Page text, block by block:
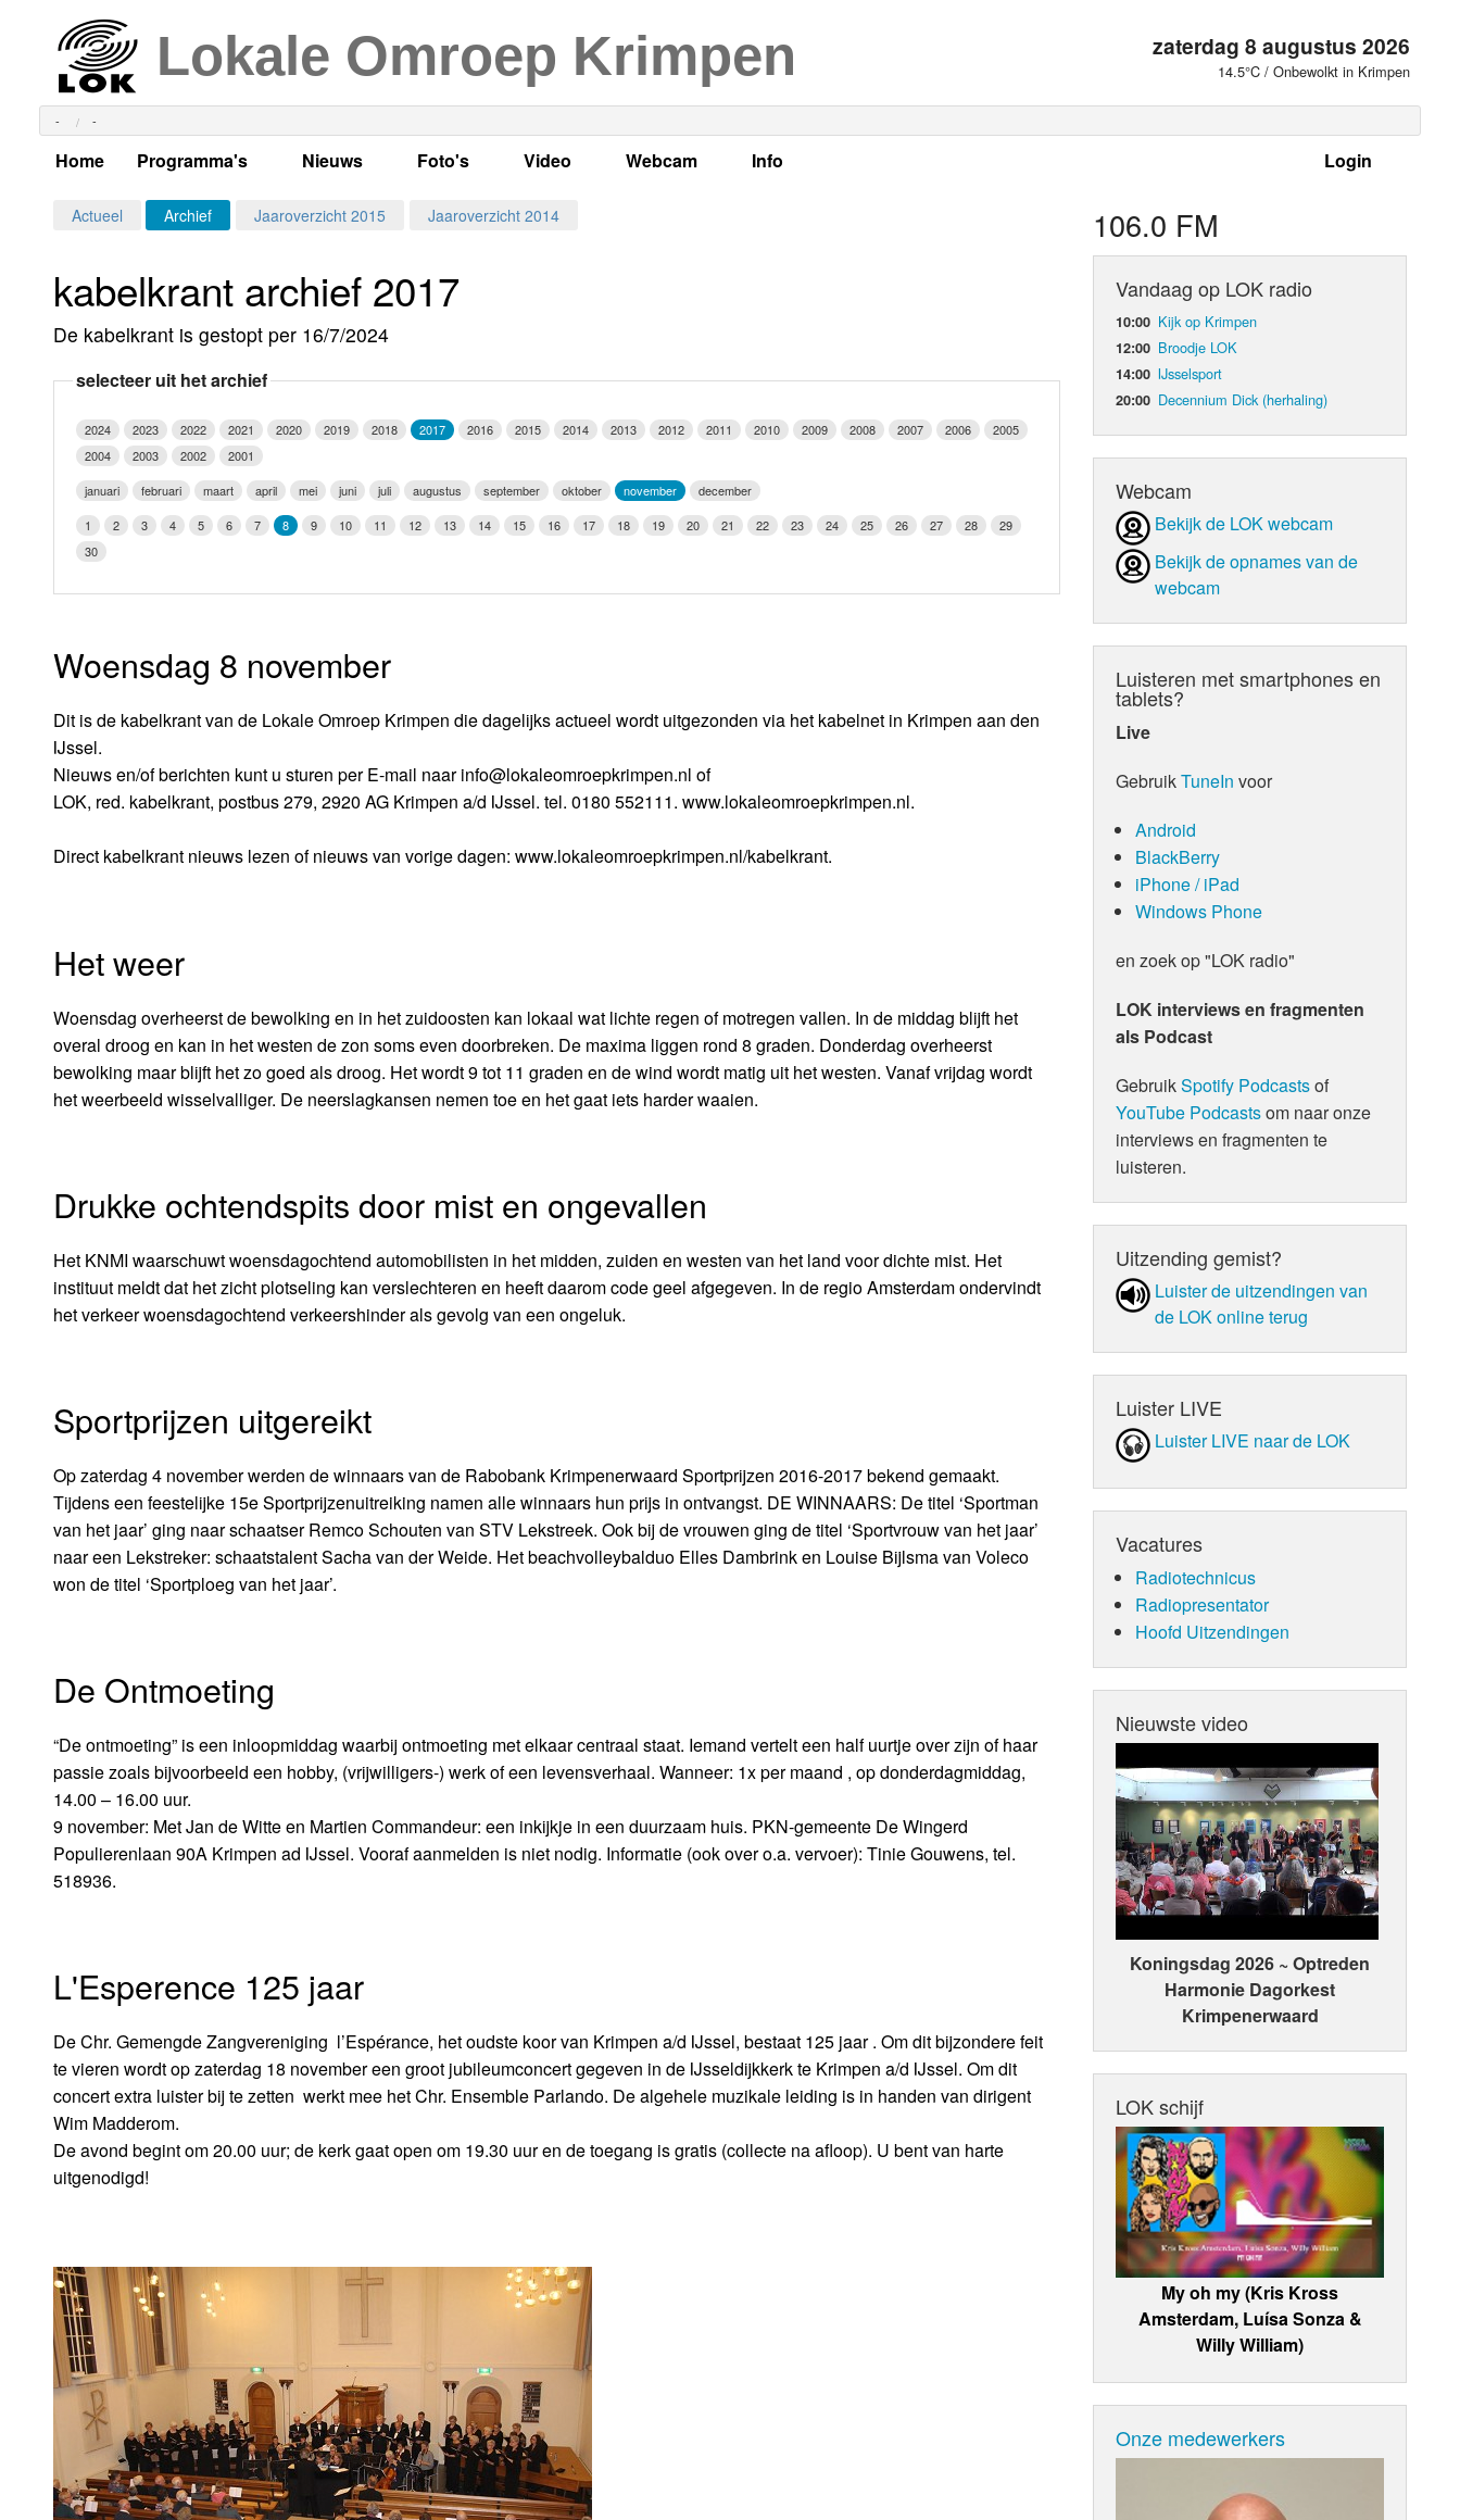
Lokale Omroep Krimpen zaterdag 8 augustus 2026
14.5°C / Onbewolkt in Krimpen
- -
Login
Home Programma's
Alle dagen
Per dag
Maandag
Vrijdag
Luister LOK Live
LOK schijf
Nieuws
Actueel Lokaal Nieuws
Kabelkrant
Foto's
Algemeen
Programma's
Video
LOK TV
Webcam Info
Weerman
Actueel Archief Jaaroverzicht 2015 Jaaroverzicht 2014
kabelkrant archief 2017
De kabelkrant is gestopt per 16/7/2024
selecteer uit het archief
2024 2023 2022 2021 2020 2019 2018 2017 2016 2015 2014 2013 2012 2011 2010 2009 2008 2007 2006
2005
2004
2003 2002
2001
januari
februari maart april mei juni juli augustus september oktober november
december
1
2 3 4 5 6 7 8 9 10 11 12 13 14 15 16 17 18 19 20 21 22 23 24 25 26 27 28
29
30
Woensdag 8 november
Dit is de kabelkrant van de Lokale Omroep Krimpen die dagelijks actueel wordt uitgezonden via het kabelnet in Krimpen aan den
IJssel.
Nieuws en/of berichten kunt u sturen per E-mail naar info@lokaleomroepkrimpen.nl of
LOK, red. kabelkrant, postbus 279, 2920 AG Krimpen a/d IJssel. tel. 0180 552111. www.lokaleomroepkrimpen.nl.
Direct kabelkrant nieuws lezen of nieuws van vorige dagen: www.lokaleomroepkrimpen.nl/kabelkrant.
Het weer
Woensdag overheerst de bewolking en in het zuidoosten kan lokaal wat lichte regen of motregen vallen. In de middag blijft het
overal droog en kan in het westen de zon soms even doorbreken. De maxima liggen rond 8 graden. Donderdag overheerst
bewolking maar blijft het zo goed als droog. Het wordt 9 tot 11 graden en de wind wordt matig uit het westen. Vanaf vrijdag wordt
het weerbeeld wisselvalliger. De neerslagkansen nemen toe en het gaat iets harder waaien.
Drukke ochtendspits door mist en ongevallen
Het KNMI waarschuwt woensdagochtend automobilisten in het midden, zuiden en westen van het land voor dichte mist. Het
instituut meldt dat het zicht plotseling kan verslechteren en heeft daarom code geel afgegeven. In de regio Amsterdam ondervindt
het verkeer woensdagochtend verkeershinder als gevolg van een ongeluk.
Sportprijzen uitgereikt
Op zaterdag 4 november werden de winnaars van de Rabobank Krimpenerwaard Sportprijzen 2016-2017 bekend gemaakt.
Tijdens een feestelijke 15e Sportprijzenuitreiking namen alle winnaars hun prijs in ontvangst. DE WINNAARS: De titel ‘Sportman
van het jaar’ ging naar schaatser Remco Schouten van STV Lekstreek. Ook bij de vrouwen ging de titel ‘Sportvrouw van het jaar’
naar een Lekstreker: schaatstalent Sacha van der Weide. Het beachvolleybalduo Elles Dambrink en Louise Bijlsma van Voleco
won de titel ‘Sportploeg van het jaar’.
De Ontmoeting
“De ontmoeting” is een inloopmiddag waarbij ontmoeting met elkaar centraal staat. Iemand vertelt een half uurtje over zijn of haar
passie zoals bijvoorbeeld een hobby, (vrijwilligers-) werk of een levensverhaal. Wanneer: 1x per maand , op donderdagmiddag,
14.00 – 16.00 uur.
9 november: Met Jan de Witte en Martien Commandeur: een inkijkje in een duurzaam huis. PKN-gemeente De Wingerd
Populierenlaan 90A Krimpen ad IJssel. Vooraf aanmelden is niet nodig. Informatie (ook over o.a. vervoer): Tinie Gouwens, tel.
518936.
L'Esperence 125 jaar
De Chr. Gemengde Zangvereniging l’Espérance, het oudste koor van Krimpen a/d IJssel, bestaat 125 jaar . Om dit bijzondere feit
te vieren wordt op zaterdag 18 november een groot jubileumconcert gegeven in de IJsseldijkkerk te Krimpen a/d IJssel. Om dit
concert extra luister bij te zetten werkt mee het Chr. Ensemble Parlando. De algehele muzikale leiding is in handen van dirigent
Wim Madderom.
De avond begint om 20.00 uur; de kerk gaat open om 19.30 uur en de toegang is gratis (collecte na afloop). U bent van harte
uitgenodigd!
106.0 FM
Vandaag op LOK radio
10:00 Kijk op Krimpen
12:00 Broodje LOK
14:00 IJsselsport
20:00 Decennium Dick (herhaling)
Webcam
Bekijk de LOK webcam
Bekijk de opnames van de
webcam
Luisteren met smartphones en
tablets?
Live
GebruikTuneIn voor
Android
BlackBerry
iPhone / iPad
Windows Phone
en zoek op "LOK radio"
LOK interviews en fragmenten
als Podcast
GebruikSpotify Podcastsof
YouTube Podcastsom naar onze
interviews en fragmenten te
luisteren.
Uitzending gemist?
Luister de uit­zen­din­gen van
de LOK online terug
Luister LIVE
Luister LIVE naar de LOK
Vacatures
Radiotechnicus
Radiopresentator
Hoofd Uitzendingen
Nieuwste video
Koningsdag 2026 ~ Optreden
Harmonie Dagorkest
Krimpenerwaard
LOK schijf
My oh my (Kris Kross
Amsterdam, Luísa Sonza &
Willy William)
Onze medewerkers